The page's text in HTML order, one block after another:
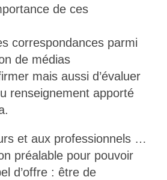
de ces
correspondances parmi
de médias
mais aussi d’évaluer
renseignement apporté
et aux professionnels …
préalable pour pouvoir
d’offre : être de